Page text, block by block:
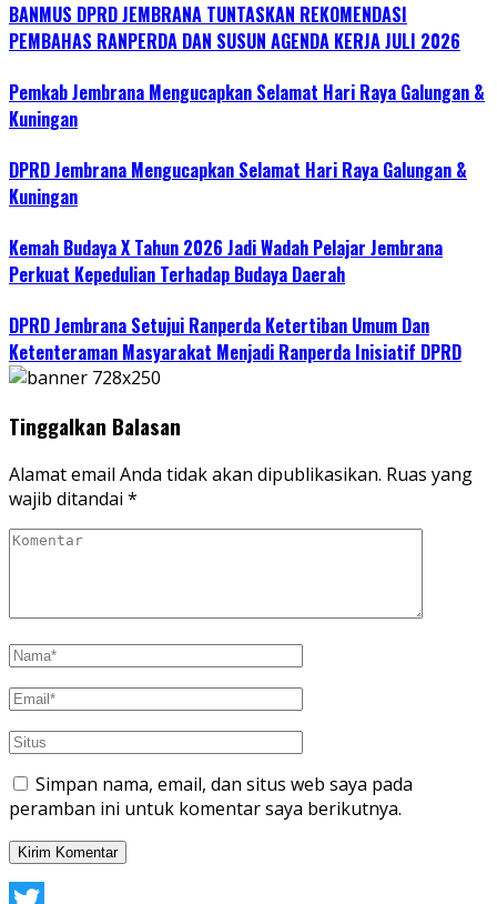
BANMUS DPRD JEMBRANA TUNTASKAN REKOMENDASI
PEMBAHAS RANPERDA DAN SUSUN AGENDA KERJA JULI 2026
Pemkab Jembrana Mengucapkan Selamat Hari Raya Galungan &
Kuningan
DPRD Jembrana Mengucapkan Selamat Hari Raya Galungan &
Kuningan
Kemah Budaya X Tahun 2026 Jadi Wadah Pelajar Jembrana
Perkuat Kepedulian Terhadap Budaya Daerah
DPRD Jembrana Setujui Ranperda Ketertiban Umum Dan
Ketenteraman Masyarakat Menjadi Ranperda Inisiatif DPRD
Tinggalkan Balasan
Alamat email Anda tidak akan dipublikasikan. Ruas yang
wajib ditandai *
Simpan nama, email, dan situs web saya pada
peramban ini untuk komentar saya berikutnya.